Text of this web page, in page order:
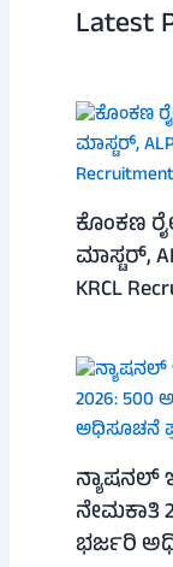
Latest
ಕೊಂಕಣ
ಮಾಸ್ಟರ್,
KRCL
ನ್ಯಾಷನಲ್
ನೇಮಕಾತಿ
ಭರ್ಜರಿ